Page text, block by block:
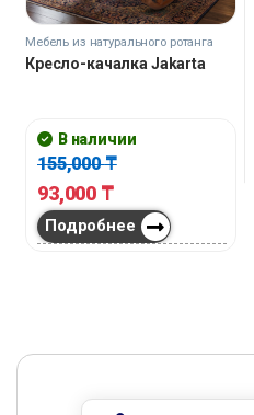
Мебель из натурального ротанга
Кресло-качалка Jakarta
В наличии
155,000₸
93,000 ₸
Подробнее